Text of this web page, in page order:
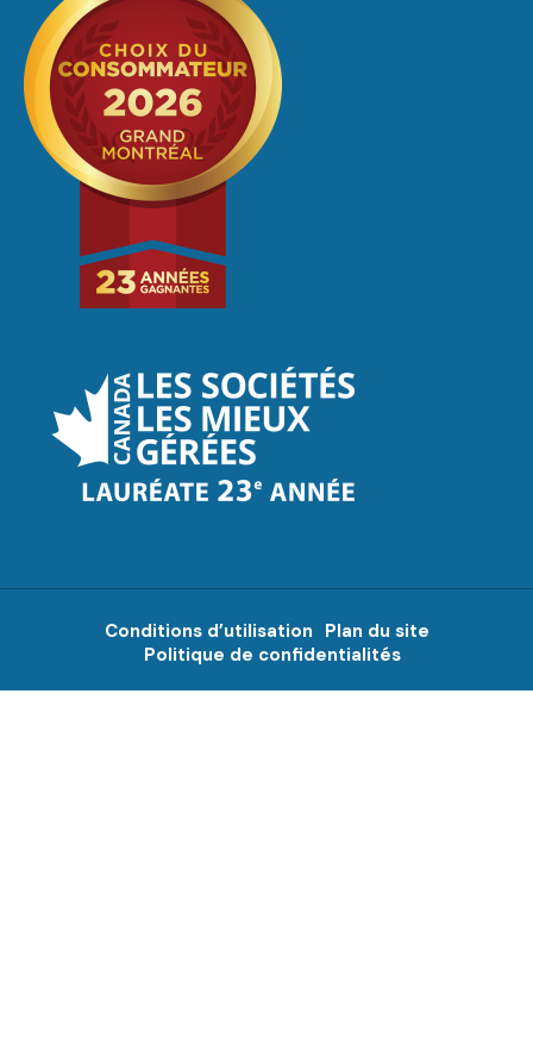
Conditions d’utilisation Plan du site
Politique de confidentialités